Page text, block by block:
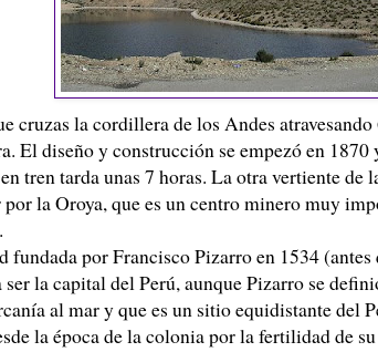
cruzas la cordillera de los Andes
El diseño y construcción se empezó en
tren tarda unas 7 horas. La otra vertiente
por la Oroya, que es un centro minero muy
fundada por FranciscoPizarroen 1534
la capital del Perú, aunquePizarro se
al mar y que es un sitio equidistante del
la época de la colonia por la fertilidad de